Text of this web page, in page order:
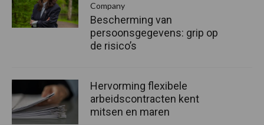
Company
Bescherming van
persoonsgegevens: grip op
de risico’s
Hervorming flexibele
arbeidscontracten kent
mitsen en maren